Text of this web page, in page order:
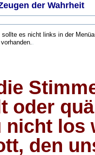
der Wahrheit
es nicht links in der
oder
nicht los
den